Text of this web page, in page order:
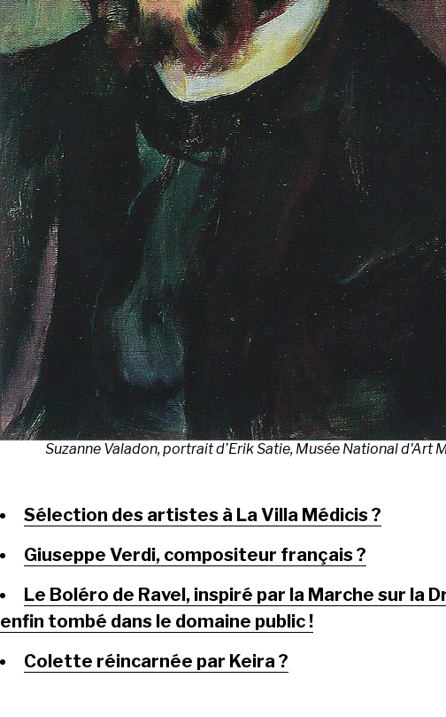
Suzanne Valadon, portrait d’Erik Satie, Musée National d'Art
Sélection des artistes à La Villa Médicis ?
Giuseppe Verdi, compositeur français ?
Le Boléro de Ravel, inspiré par la Marche sur la
enfin tombé dans le domaine public !
Colette réincarnée par Keira ?